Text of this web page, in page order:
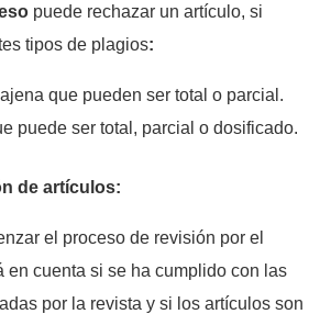
puede rechazar un artículo, si
tipos de plagios:
que pueden ser total o parcial.
puede ser total, parcial o dosificado.
de artículos:
el proceso de revisión por el
en cuenta si se ha cumplido con las
por la revista y si los artículos son